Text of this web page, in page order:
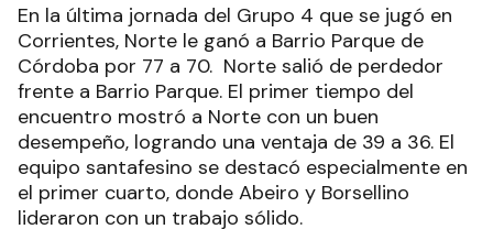
En la última jornada del Grupo 4 que se jugó en
Corrientes, Norte le ganó a Barrio Parque de
Córdoba por 77 a 70. Norte salió de perdedor
frente a Barrio Parque. El primer tiempo del
encuentro mostró a Norte con un buen
desempeño, logrando una ventaja de 39 a 36. El
equipo santafesino se destacó especialmente en
el primer cuarto, donde Abeiro y Borsellino
lideraron con un trabajo sólido.